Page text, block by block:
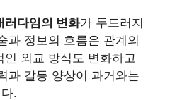
러다임의 변화가 두드러지
과 정보의 흐름은 관계의
외교 방식도 변화하고
과 갈등 양상이 과거와는
.